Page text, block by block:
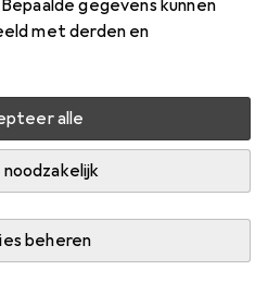
gegevens kunnen
met derden en
alle
beheren